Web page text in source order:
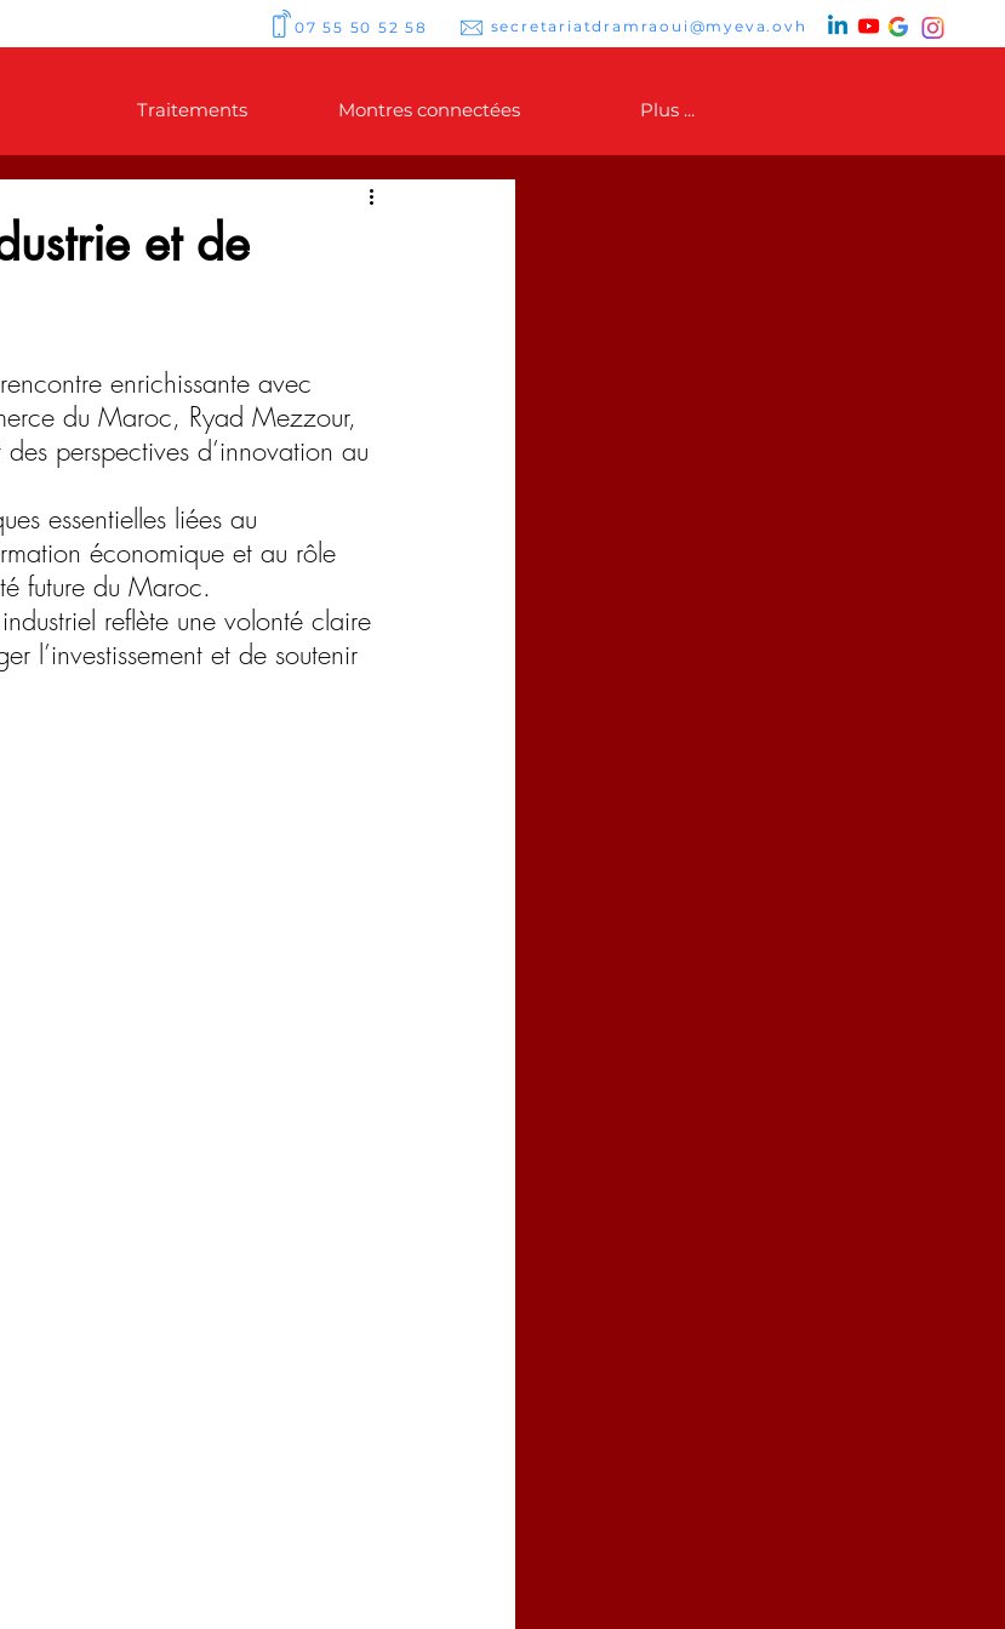
07 55 50 52 58 secretariatdramraoui@myeva.ovh
Traitements Montres connectées Plus ...
et de
enrichissante avec
du Maroc, Ryad Mezzour,
perspectives d’innovation au
essentielles liées au
économique et au rôle
future du Maroc.
reflète une volonté claire
l’investissement et de soutenir